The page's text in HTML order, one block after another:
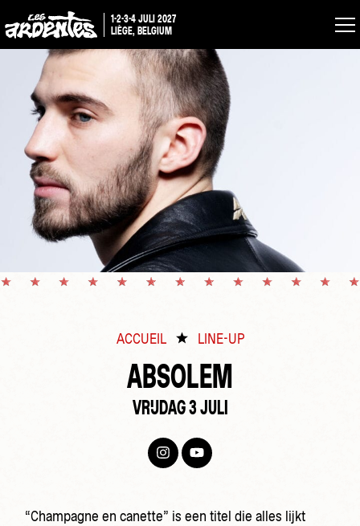
1-2-3-4 JULI 2027
LIÈGE, BELGIUM
ACCUEIL LINE-UP
ABSOLEM
VRIJDAG 3 JULI
“Champagne en canette” is een titel die alles lijkt